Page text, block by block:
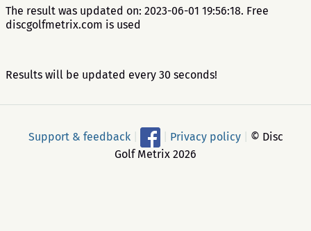
The result was updated on: 2023-06-01 19:56:18. Free
discgolfmetrix.com is used
Results will be updated every 30 seconds!
Support & feedback Privacy policy
© Disc
Golf Metrix 2026